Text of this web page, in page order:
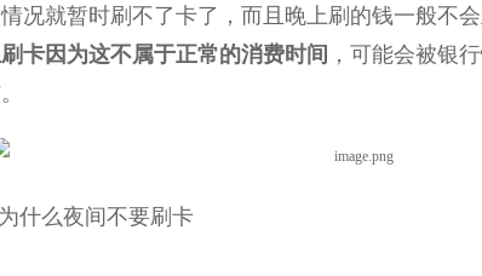
况就暂时刷不了卡了，而且晚上刷的钱一般不
卡因为这不属于正常的消费时间 ，可能会被银
么夜间不要刷卡